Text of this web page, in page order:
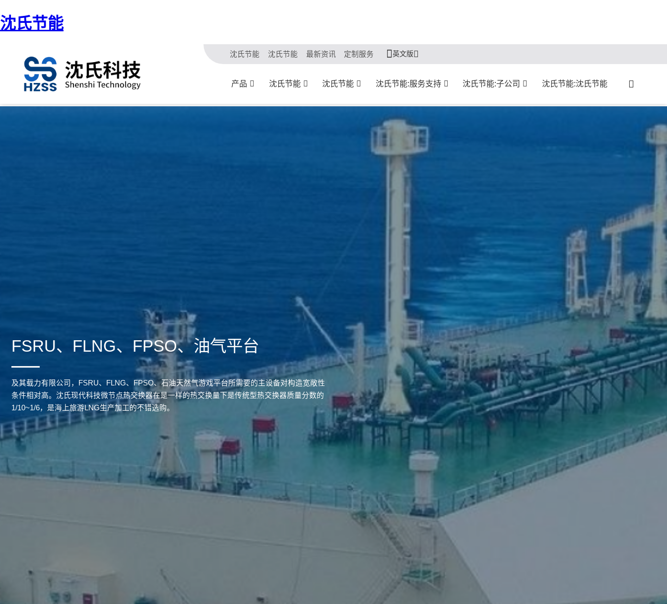
沈氏节能
沈氏节能 沈氏节能 最新资讯 定制服务 英文版
产品 沈氏节能 沈氏节能 沈氏节能:服务支持 沈氏节能:子公司 沈氏节能:沈氏节能
首页 / 海工轮船-FSRU、FLNG、FPSO、油汽网站
FSRU、FLNG、FPSO、油气平台
及其载力有限公司，FSRU、FLNG、FPSO、石油天然气游戏平台所需要的主设备对构造宽敞性
条件相对高。沈氏现代科技微节点热交换器在是一样的热交换量下是传统型热交换器质量分数的
1/10~1/6，是海上旅游LNG生产加工的不错选购。